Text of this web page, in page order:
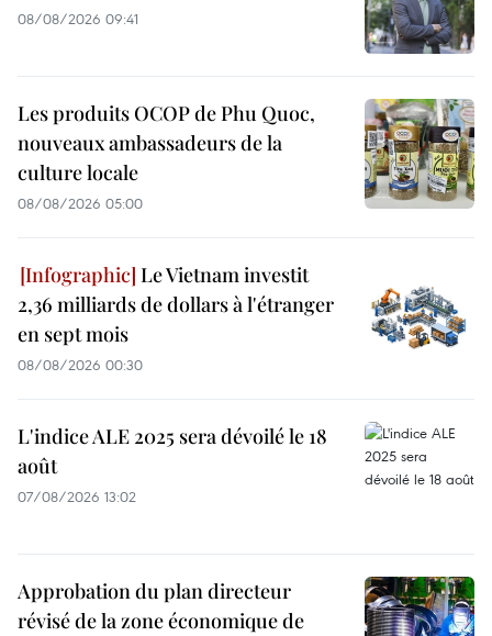
08/08/2026 09:41
Les produits OCOP de Phu Quoc,
nouveaux ambassadeurs de la
culture locale
08/08/2026 05:00
Le Vietnam investit
2,36 milliards de dollars à l'étranger
en sept mois
08/08/2026 00:30
L'indice ALE 2025 sera dévoilé le 18
août
07/08/2026 13:02
Approbation du plan directeur
révisé de la zone économique de